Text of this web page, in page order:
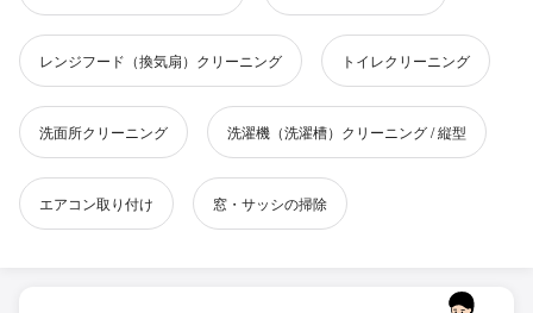
レンジフード（換気扇）クリーニング トイレクリーニング
洗面所クリーニング 洗濯機（洗濯槽）クリーニング / 縦型
エアコン取り付け 窓・サッシの掃除